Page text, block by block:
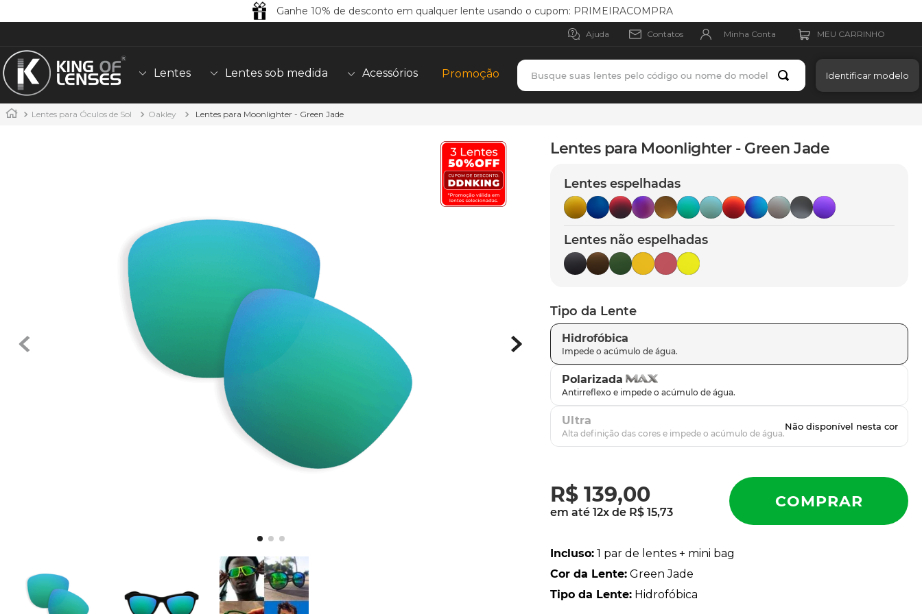
Ganhe 10% de desconto em qualquer lente usando o cupom: PRIMEIRACOMPRA
Ajuda Contatos Minha Conta
Lentes Lentes sob medida Acessórios Promoção
Busque suas lentes pelo código ou nome do modelo
Identificar modelo
Lentes para Óculos de Sol Oakley Lentes para Moonlighter - Green Jade
Lentes para Moonlighter - Green Jade
Lentes espelhadas
Lentes não espelhadas
Tipo da Lente
Hidrofóbica
Polarizada
Ultra
R$ 139,00
em até12x de R$ 15,73
Incluso: 1 par de lentes + mini bag
Cor da Lente: Green Jade
Tipo da Lente: Hidrofóbica
parafusos
gascan